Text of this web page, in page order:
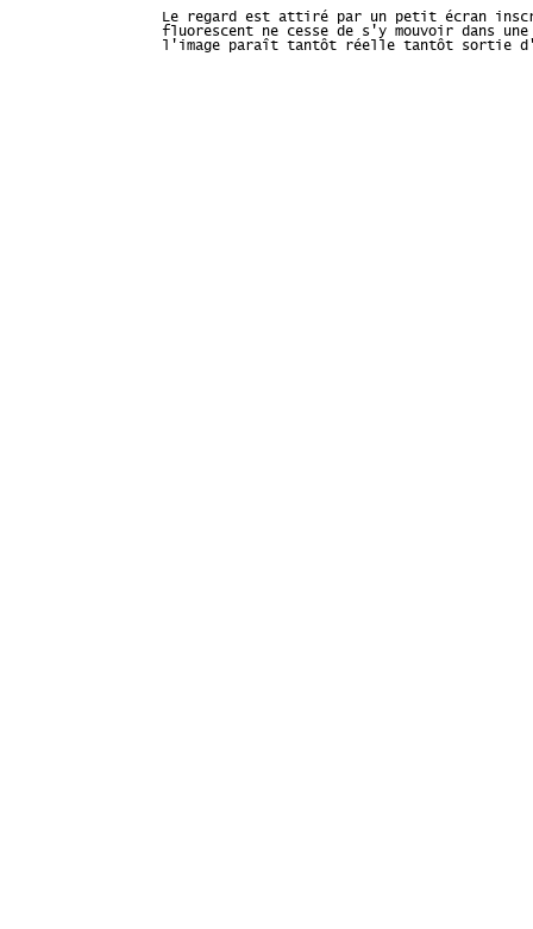
Le regard est attiré par un petit écran
fluorescent ne cesse de s'y mouvoir dans
l'image paraît tantôt réelle tantôt sortie